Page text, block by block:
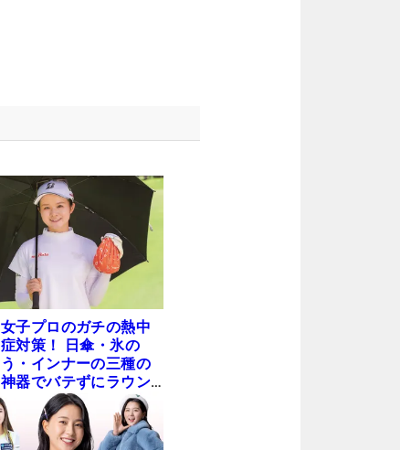
女子プロのガチの熱中
症対策！ 日傘・氷の
う・インナーの三種の
神器でバテずにラウン
ドできます